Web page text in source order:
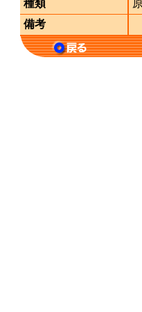
種類
備考